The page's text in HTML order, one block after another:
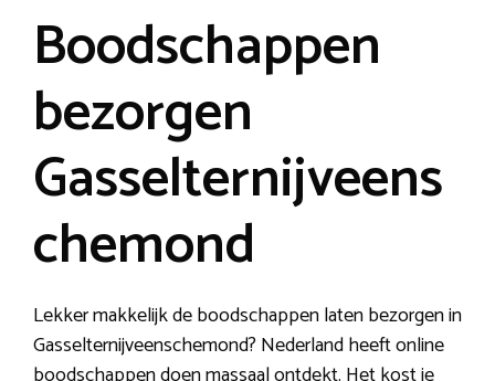
Boodschappen
bezorgen
Gasselternijveens
chemond
Lekker makkelijk de boodschappen laten bezorgen in
Gasselternijveenschemond? Nederland heeft online